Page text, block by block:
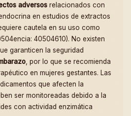
adversos relacionados con
en estudios de extractos
cautela en su uso como
40504610). No existen
garanticen la seguridad
, por lo que se recomienda
en mujeres gestantes. Las
que afecten la
ser monitoreadas debido a la
con actividad enzimática